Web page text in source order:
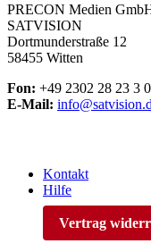
PRECON Medien
SATVISION
Dortmunderstraße 12
58455 Witten
Fon: +49 2302 28 23 3 0
E-Mail:
Kontakt
Hilfe
Vertrag